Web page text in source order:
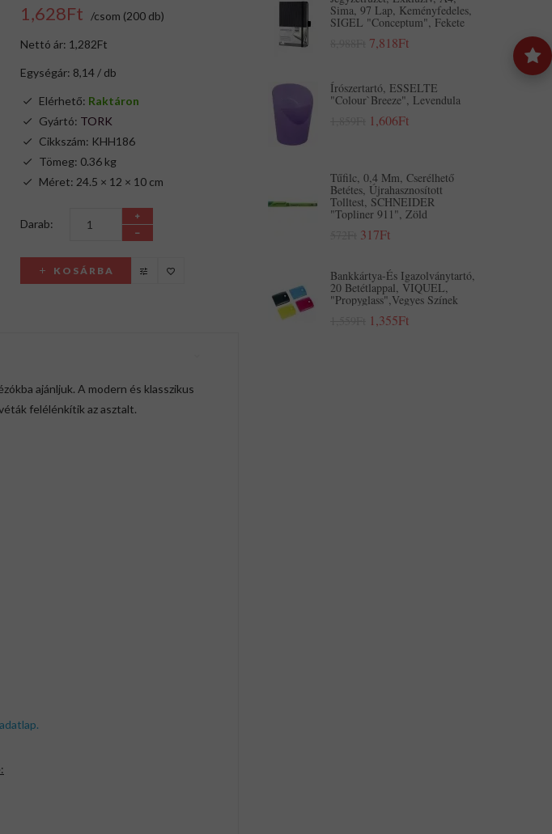
1,628Ft /csom (200 db)
Nettó ár: 1,282Ft
Egységár: 8,14 / db
Elérhető: Raktáron
Gyártó: TORK
Cikkszám: KHH186
Tömeg: 0.36 kg
Méret: 24.5 × 12 × 10 cm
Darab:
KOSÁRBA
ajánljuk. A modern és klasszikus
felélénkítik az asztalt.
Sima, 97 Lap, Keményfedeles,
SIGEL "Conceptum", Fekete
7,818Ft
Írószertartó, ESSELTE
"Colour`Breeze", Levendula
1,606Ft
Tűfilc, 0,4 Mm, Cserélhető
Betétes, Újrahasznosított
Tolltest, SCHNEIDER
"Topliner 911", Zöld
317Ft
Bankkártya-És Igazolványtartó,
20 Betétlappal, VIQUEL,
"Propyglass",vegyes Színek
1,355Ft